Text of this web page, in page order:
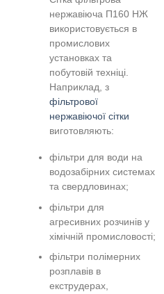
нержавіюча П160 НЖ
використовується в
промислових
установках та
побутовій техніці.
Наприклад, з
фільтрової
нержавіючої сітки
виготовляють:
фільтри для води на
водозабірних системах
та свердловинах;
фільтри для
агресивних розчинів у
хімічній промисловості;
фільтри полімерних
розплавів в
екструдерах,